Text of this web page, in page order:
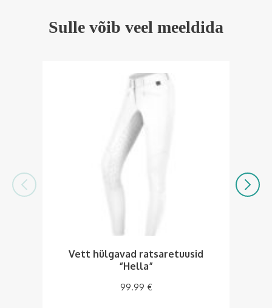
Sulle võib veel meeldida
Vett hülgavad ratsaretuusid
“Hella”
99.99 €